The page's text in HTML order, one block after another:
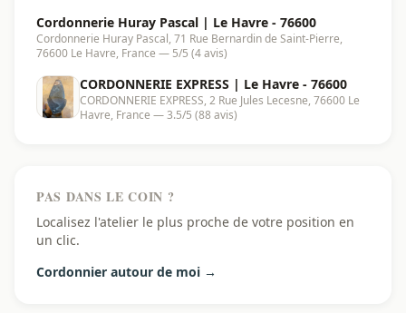
Cordonnerie Huray Pascal | Le Havre - 76600
Cordonnerie Huray Pascal, 71 Rue Bernardin de Saint-Pierre,
76600 Le Havre, France — 5/5 (4 avis)
CORDONNERIE EXPRESS | Le Havre - 76600
CORDONNERIE EXPRESS, 2 Rue Jules Lecesne, 76600 Le
Havre, France — 3.5/5 (88 avis)
PAS DANS LE COIN ?
Localisez l'atelier le plus proche de votre position en
un clic.
Cordonnier autour de moi →